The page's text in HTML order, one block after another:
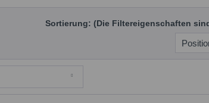
Sortierung: (Die Filtereigenschaften